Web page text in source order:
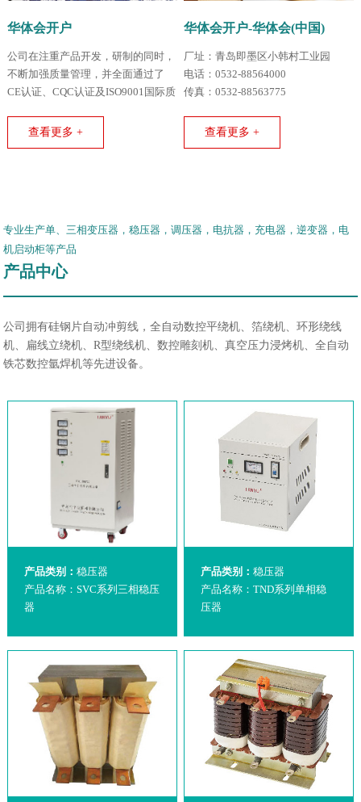
华体会开户
公司在注重产品开发，研制的同时，
不断加强质量管理，并全面通过了
CE认证、CQC认证及ISO9001国际质
查看更多 +
华体会开户-华体会(中国)
厂址：青岛即墨区小韩村工业园
电话：0532-88564000
传真：0532-88563775
查看更多 +
专业生产单、三相变压器，稳压器，调压器，电抗器，充电器，逆变器，电
机启动柜等产品
产品中心
公司拥有硅钢片自动冲剪线，全自动数控平绕机、箔绕机、环形绕线
机、扁线立绕机、R型绕线机、数控雕刻机、真空压力浸烤机、全自动
铁芯数控氩焊机等先进设备。
产品类别： 稳压器
产品名称：SVC系列三相稳压
器
产品类别：稳压器
产品名称：TND系列单相稳
压器